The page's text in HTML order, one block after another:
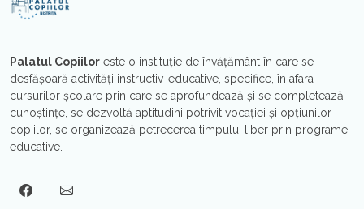
Palatul Copiilor este o instituţie de învăţământ în care se
desfăşoară activităţi instructiv-educative, specifice, în afara
cursurilor şcolare prin care se aprofundează şi se completează
cunoştinţe, se dezvoltă aptitudini potrivit vocaţiei şi opțiunilor
copiilor, se organizează petrecerea timpului liber prin programe
educative.